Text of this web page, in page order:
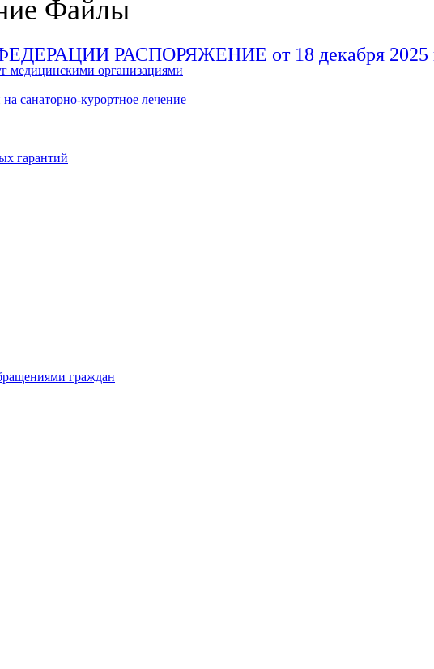
медицинскими организациями
санаторно-курортное лечение
гарантий
граждан
Файлы
РАСПОРЯЖЕНИЕ от 18 декабря 2025